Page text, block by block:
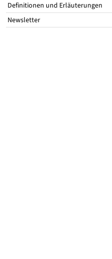
Definitionen und Erläuterungen
Newsletter